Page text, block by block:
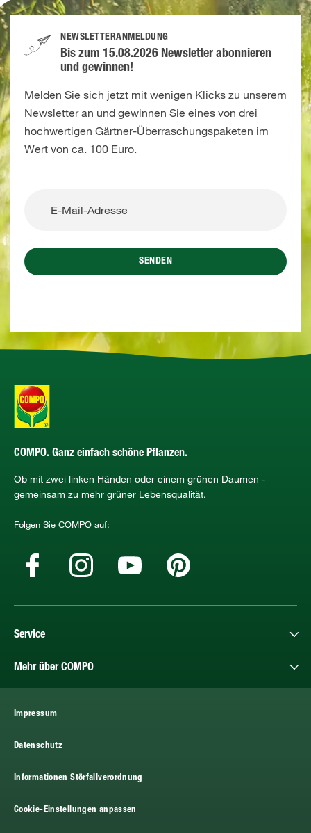
NEWSLETTERANMELDUNG
Bis zum 15.08.2026 Newsletter abonnieren
und gewinnen!
Melden Sie sich jetzt mit wenigen Klicks zu unserem
Newsletter an und gewinnen Sie eines von drei
hochwertigen Gärtner-Überraschungspaketen im
Wert von ca. 100 Euro.
SENDEN
COMPO. Ganz einfach schöne Pflanzen.
Ob mit zwei linken Händen oder einem grünen Daumen -
gemeinsam zu mehr grüner Lebensqualität.
Folgen Sie COMPO auf:
Service
Mehr über COMPO
Impressum
Datenschutz
Informationen Störfallverordnung
Cookie-Einstellungen anpassen